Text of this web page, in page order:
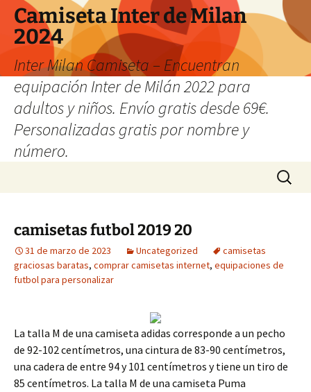
Camiseta Inter de Milan
2024
Inter Milan Camiseta – Encuentran
equipación Inter de Milán 2022 para
adultos y niños. Envío gratis desde 69€.
Personalizadas gratis por nombre y
número.
Buscar:
camisetas futbol 2019 20
31 de marzo de 2023 Uncategorized
camisetas
graciosas baratas, comprar camisetas internet, equipaciones de
futbol para personalizar
La talla M de una camiseta adidas corresponde a un pecho
de 92-102 centímetros, una cintura de 83-90 centímetros,
una cadera de entre 94 y 101 centímetros y tiene un tiro de
85 centímetros. La talla M de una camiseta Puma